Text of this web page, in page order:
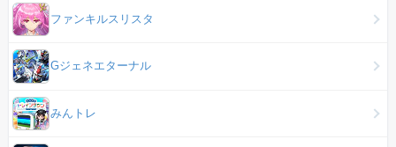
ファンキルスリスタ
Gジェネエターナル
みんトレ